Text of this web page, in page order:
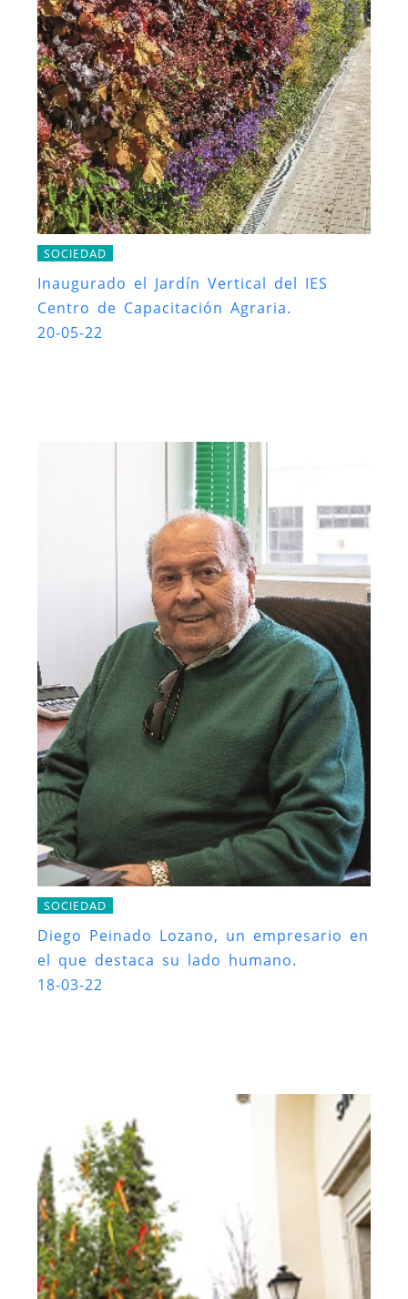
SOCIEDAD
Inaugurado el Jardín Vertical del IES
Centro de Capacitación Agraria.
20-05-22
SOCIEDAD
Diego Peinado Lozano, un empresario en
el que destaca su lado humano.
18-03-22